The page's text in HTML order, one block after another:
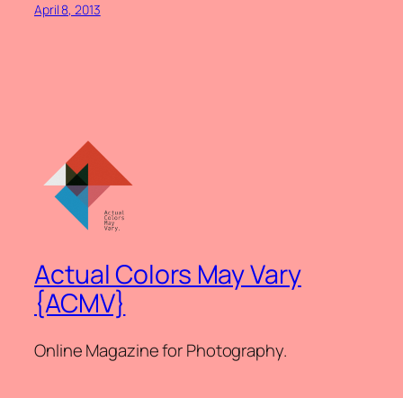
April 8, 2013
Actual Colors May Vary
{ACMV}
Online Magazine for Photography.